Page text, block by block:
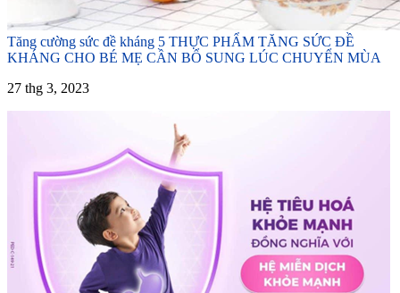
Tăng cường sức đề kháng 5 THỰC PHẨM TĂNG SỨC ĐỀ
KHÁNG CHO BÉ MẸ CẦN BỔ SUNG LÚC CHUYỂN MÙA
27 thg 3, 2023